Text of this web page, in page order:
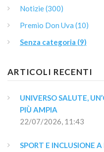
Notizie (300)
Premio Don Uva (10)
Senza categoria (9)
ARTICOLI RECENTI
UNIVERSO SALUTE,
PIÙ AMPIA
22/07/2026, 11:43
SPORT E INCLUSIONE